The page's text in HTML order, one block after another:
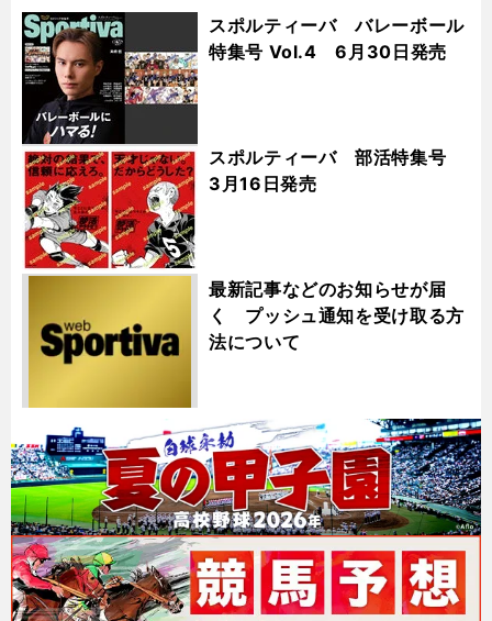
スポルティーバ バレーボール
特集号 Vol.4 6月30日発売
スポルティーバ 部活特集号
3月16日発売
最新記事などのお知らせが届
く プッシュ通知を受け取る方
法について